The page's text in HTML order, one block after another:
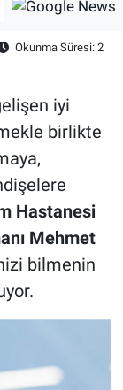
Okunma Süresi: 2
iyi
birlikte
Hastanesi
Mehmet
bilmenin